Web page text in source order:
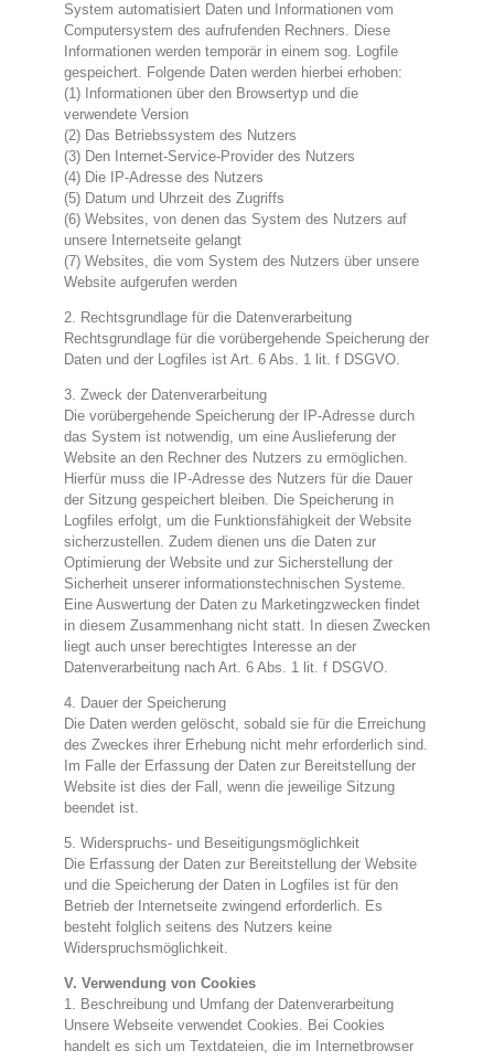
System automatisiert Daten und Informationen vom
Computersystem des aufrufenden Rechners. Diese
Informationen werden temporär in einem sog. Logfile
gespeichert. Folgende Daten werden hierbei erhoben:
(1) Informationen über den Browsertyp und die
verwendete Version
(2) Das Betriebssystem des Nutzers
(3) Den Internet-Service-Provider des Nutzers
(4) Die IP-Adresse des Nutzers
(5) Datum und Uhrzeit des Zugriffs
(6) Websites, von denen das System des Nutzers auf
unsere Internetseite gelangt
(7) Websites, die vom System des Nutzers über unsere
Website aufgerufen werden
2. Rechtsgrundlage für die Datenverarbeitung
Rechtsgrundlage für die vorübergehende Speicherung der
Daten und der Logfiles ist Art. 6 Abs. 1 lit. f DSGVO.
3. Zweck der Datenverarbeitung
Die vorübergehende Speicherung der IP-Adresse durch
das System ist notwendig, um eine Auslieferung der
Website an den Rechner des Nutzers zu ermöglichen.
Hierfür muss die IP-Adresse des Nutzers für die Dauer
der Sitzung gespeichert bleiben. Die Speicherung in
Logfiles erfolgt, um die Funktionsfähigkeit der Website
sicherzustellen. Zudem dienen uns die Daten zur
Optimierung der Website und zur Sicherstellung der
Sicherheit unserer informationstechnischen Systeme.
Eine Auswertung der Daten zu Marketingzwecken findet
in diesem Zusammenhang nicht statt. In diesen Zwecken
liegt auch unser berechtigtes Interesse an der
Datenverarbeitung nach Art. 6 Abs. 1 lit. f DSGVO.
4. Dauer der Speicherung
Die Daten werden gelöscht, sobald sie für die Erreichung
des Zweckes ihrer Erhebung nicht mehr erforderlich sind.
Im Falle der Erfassung der Daten zur Bereitstellung der
Website ist dies der Fall, wenn die jeweilige Sitzung
beendet ist.
5. Widerspruchs- und Beseitigungsmöglichkeit
Die Erfassung der Daten zur Bereitstellung der Website
und die Speicherung der Daten in Logfiles ist für den
Betrieb der Internetseite zwingend erforderlich. Es
besteht folglich seitens des Nutzers keine
Widerspruchsmöglichkeit.
V. Verwendung von Cookies
1. Beschreibung und Umfang der Datenverarbeitung
Unsere Webseite verwendet Cookies. Bei Cookies
handelt es sich um Textdateien, die im Internetbrowser